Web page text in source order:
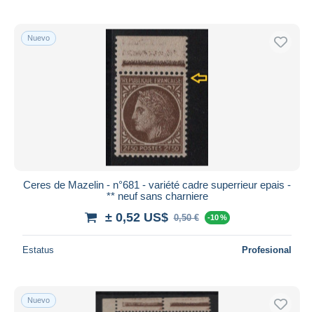
Nuevo
Ceres de Mazelin - n°681 - variété cadre superrieur epais -
** neuf sans charniere
± 0,52 US$ 0,50 € -10 %
Estatus Profesional
Nuevo